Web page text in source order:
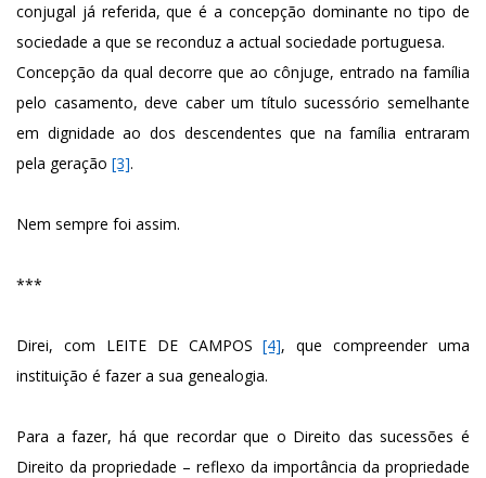
conjugal já referida, que é a concepção dominante no tipo de
sociedade a que se reconduz a actual sociedade portuguesa.
Concepção da qual decorre que ao cônjuge, entrado na família
pelo casamento, deve caber um título sucessório semelhante
em dignidade ao dos descendentes que na família entraram
pela geração [3].
Nem sempre foi assim.
***
Direi, com LEITE DE CAMPOS[4], que compreender uma
instituição é fazer a sua genealogia.
Para a fazer, há que recordar que o Direito das sucessões é
Direito da propriedade – reflexo da importância da propriedade